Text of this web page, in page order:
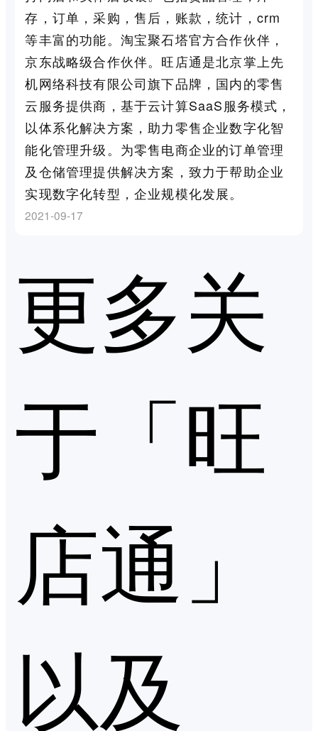
存，订单，采购，售后，账款，统计，crm
等丰富的功能。淘宝聚石塔官方合作伙伴，
京东战略级合作伙伴。旺店通是北京掌上先
机网络科技有限公司旗下品牌，国内的零售
云服务提供商，基于云计算SaaS服务模式，
以体系化解决方案，助力零售企业数字化智
能化管理升级。为零售电商企业的订单管理
及仓储管理提供解决方案，致力于帮助企业
实现数字化转型，企业规模化发展。
2021-09-17
更多关
于「旺
店通」
以及